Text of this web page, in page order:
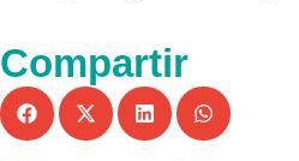
Compartir